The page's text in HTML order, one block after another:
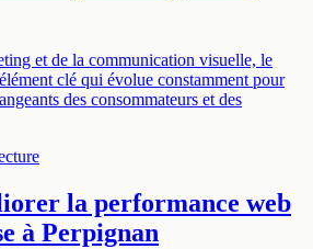
et de la communication visuelle, le
clé qui évolue constamment pour
des consommateurs et des
la performance web
à Perpignan